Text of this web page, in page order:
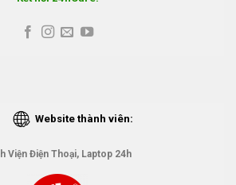
Website thành viên:
Viện Điện Thoại, Laptop 24h